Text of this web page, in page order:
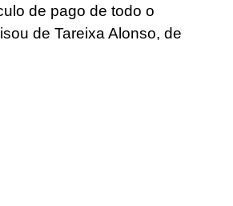
de pago de todo o
de Tareixa Alonso, de